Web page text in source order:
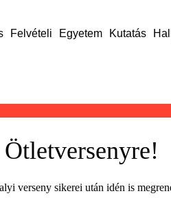
Felvételi Egyetem Kutatás
verseny sikerei után idén is